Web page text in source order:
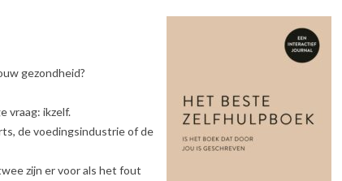
gezondheid?
vraag: ikzelf.
de voedingsindustrie of de
zijn er voor als het fout